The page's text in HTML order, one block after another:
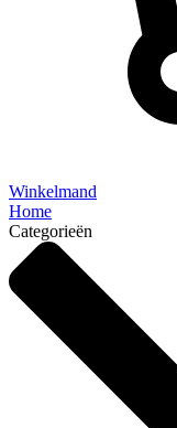
Winkelmand
Home
Categorieën